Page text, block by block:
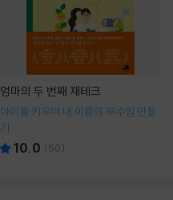
엄마의 두 번째 재테크
아이를 키우며 내 이름의 부수입 만들
기
10.0 (50)